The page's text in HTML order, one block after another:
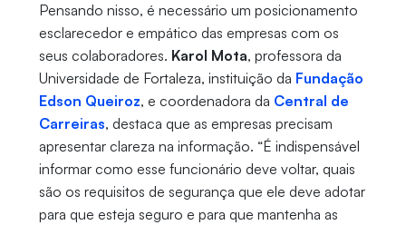
Pensando nisso, é necessário um posicionamento
esclarecedor e empático das empresas com os
seus colaboradores. Karol Mota, professora da
Universidade de Fortaleza, instituição da Fundação
Edson Queiroz, e coordenadora da Central de
Carreiras, destaca que as empresas precisam
apresentar clareza na informação. “É indispensável
informar como esse funcionário deve voltar, quais
são os requisitos de segurança que ele deve adotar
para que esteja seguro e para que mantenha as